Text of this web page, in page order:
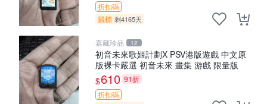
折扣碼
競標 剩4165天
嘉藏珍品 12
初音未來歌姬計劃X PSV港版遊戲 中文原
版裸卡嚴選 初音未來 畫集 游戲 限量版
$610 91折
折扣碼